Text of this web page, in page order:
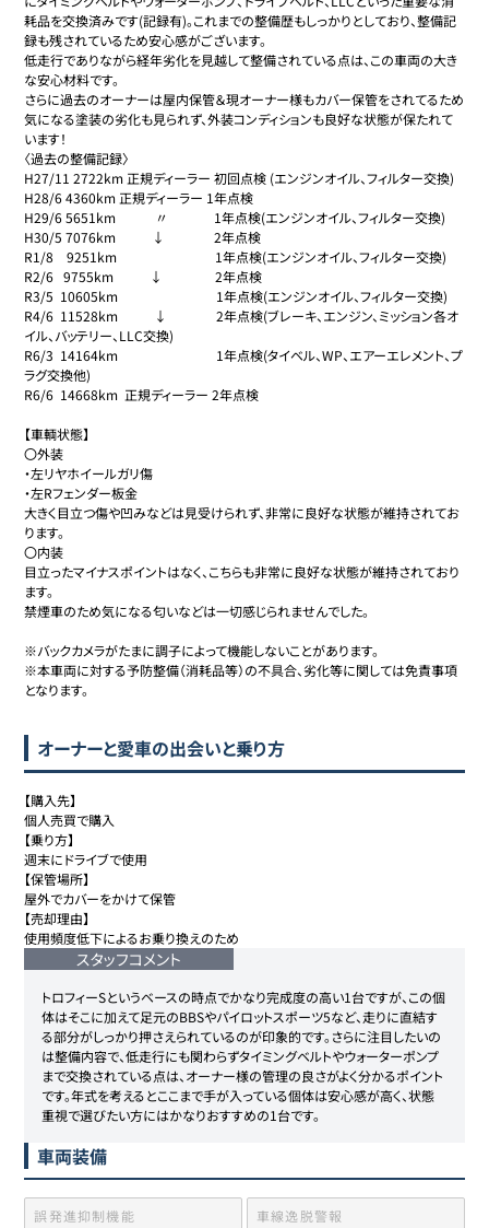
耗品を交換済みです(記録有)。これまでの整備歴もしっかりとしており、整備記
録も残されているため安心感がございます。
低走行でありながら経年劣化を見越して整備されている点は、この車両の大き
な安心材料です。
さらに過去のオーナーは屋内保管＆現オーナー様もカバー保管をされてるため
気になる塗装の劣化も見られず、外装コンディションも良好な状態が保たれて
います！
〈過去の整備記録〉
H27/11 2722km 正規ディーラー 初回点検 (エンジンオイル、フィルター交換)
H28/6 4360km 正規ディーラー 1年点検
H29/6 5651km            〃              1年点検(エンジンオイル、フィルター交換)
H30/5 7076km           ↓               2年点検
R1/8    9251km                              1年点検(エンジンオイル、フィルター交換)
R2/6   9755km           ↓                2年点検
R3/5  10605km                              1年点検(エンジンオイル、フィルター交換)
R4/6  11528km           ↓               2年点検(ブレーキ、エンジン、ミッション各オ
イル、バッテリー、LLC交換)
R6/3  14164km                              1年点検(タイベル、WP、エアーエレメント、プ
ラグ交換他)
R6/6  14668km  正規ディーラー 2年点検
【車輌状態】
〇外装
・左リヤホイールガリ傷
・左Rフェンダー板金
大きく目立つ傷や凹みなどは見受けられず、非常に良好な状態が維持されてお
ります。
〇内装
目立ったマイナスポイントはなく、こちらも非常に良好な状態が維持されており
ます。
禁煙車のため気になる匂いなどは一切感じられませんでした。
※バックカメラがたまに調子によって機能しないことがあります。
※本車両に対する予防整備（消耗品等）の不具合、劣化等に関しては免責事項
オーナーと愛車の出会いと乗り方
【購入先】
個人売買で購入
【乗り方】
週末にドライブで使用
【保管場所】
屋外でカバーをかけて保管
【売却理由】
使用頻度低下によるお乗り換えのため
スタッフコメント
トロフィーSというベースの時点でかなり完成度の高い1台ですが、この個
体はそこに加えて足元のBBSやパイロットスポーツ5など、走りに直結す
る部分がしっかり押さえられているのが印象的です。さらに注目したいの
は整備内容で、低走行にも関わらずタイミングベルトやウォーターポンプ
まで交換されている点は、オーナー様の管理の良さがよく分かるポイント
です。年式を考えるとここまで手が入っている個体は安心感が高く、状態
重視で選びたい方にはかなりおすすめの1台です。
車両装備
誤発進抑制機能 車線逸脱警報